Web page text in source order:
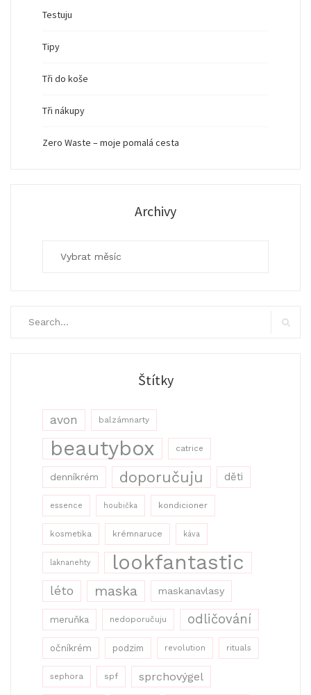
Testuju
Tipy
Tři do koše
Tři nákupy
Zero Waste – moje pomalá cesta
Archivy
Štítky
avon balzámnarty
beautybox catrice
denníkrém doporučuju děti
essence houbička kondicioner
kosmetika krémnaruce káva
laknanehty lookfantastic
léto maska maskanavlasy
meruňka nedoporučuju odličování
očníkrém podzim revolution rituals
sephora spf sprchovýgel